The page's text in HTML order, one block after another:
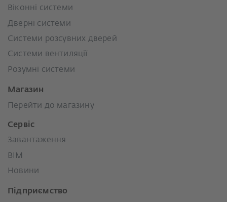
Віконні системи
Дверні системи
Системи розсувних дверей
Системи вентиляції
Розумні системи
Магазин
Перейти до магазину
Сервіс
Завантаження
BIM
Новини
Підприємство